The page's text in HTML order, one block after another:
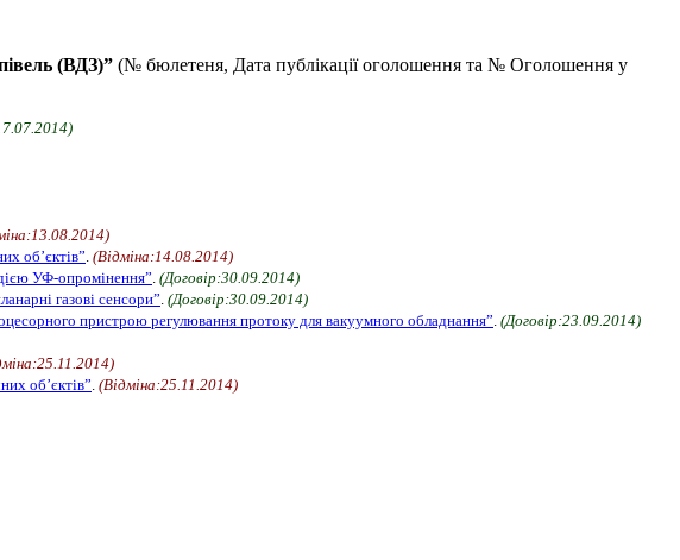
(ВДЗ)” (№ бюлетеня, Дата публікації оголошення та № Оголошення у
об’єктів”. (Відміна:14.08.2014)
УФ-опромінення”. (Договір:30.09.2014)
газові сенсори”. (Договір:30.09.2014)
пристрою регулювання протоку для вакуумного обладнання”. (Договір:23.09.2014)
об’єктів”. (Відміна:25.11.2014)